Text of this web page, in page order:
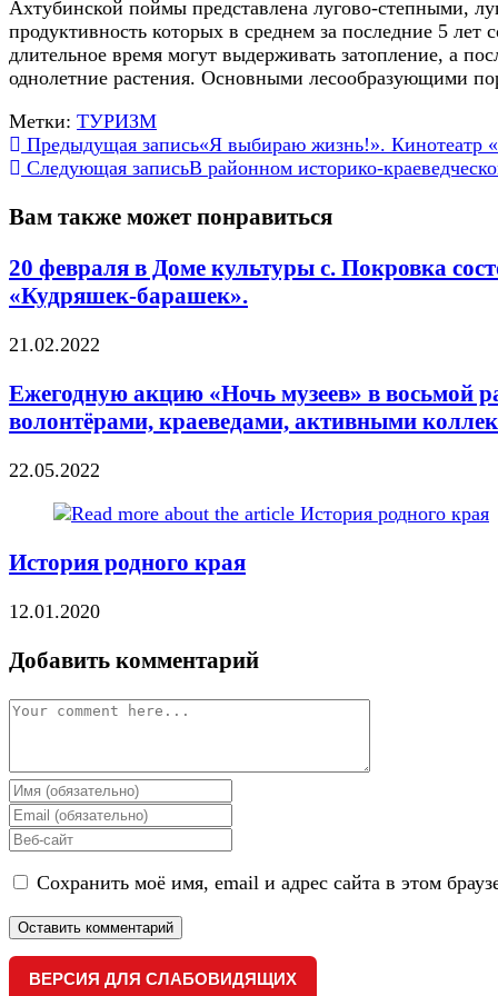
Ахтубинской поймы представлена лугово-степными,
продуктивность которых в среднем за последние 5 лет
длительное время могут выдерживать затопление, а
однолетние растения. Основными лесообразующими
Метки: ТУРИЗМ
Еще
статьи
Предыдущая запись«Я выбираю жизнь!». Кинотеатр
Следующая записьВ районном историко-
Вам также может понравиться
20 февраля в Доме культуры с. Покровка
«Кудряшек-барашек».
21.02.2022
Ежегодную акцию «Ночь музеев» в восьмой
волонтёрами, краеведами, активными
22.05.2022
История родного края
12.01.2020
Добавить комментарий
Comment
Enter
your
name
or
username
comment
Enter
your
email
address
comment
Enter
website
(optional)
Сохранить моё имя, email и адрес сайта в этом
ВЕРСИЯ ДЛЯ СЛАБОВИДЯЩИХ